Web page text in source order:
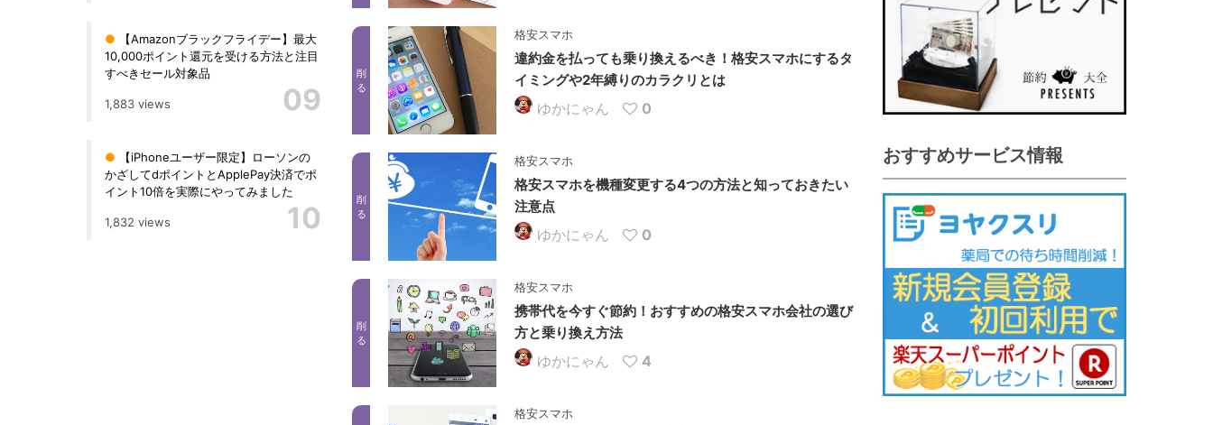
09
● 【Amazonブラックフライデー】最大
10,000ポイント還元を受ける方法と注目
すべきセール対象品
1,883 views
10
● 【iPhoneユーザー限定】ローソンの
かざしてdポイントとApplePay決済でポ
イント10倍を実際にやってみました
1,832 views
削
る
格安スマホ
違約金を払っても乗り換えるべき！格安スマホにするタ
イミングや2年縛りのカラクリとは
ゆかにゃん 0
削
る
格安スマホ
格安スマホを機種変更する4つの方法と知っておきたい
注意点
ゆかにゃん 0
削
る
格安スマホ
携帯代を今すぐ節約！おすすめの格安スマホ会社の選び
方と乗り換え方法
ゆかにゃん 4
格安スマホ
おすすめサービス情報